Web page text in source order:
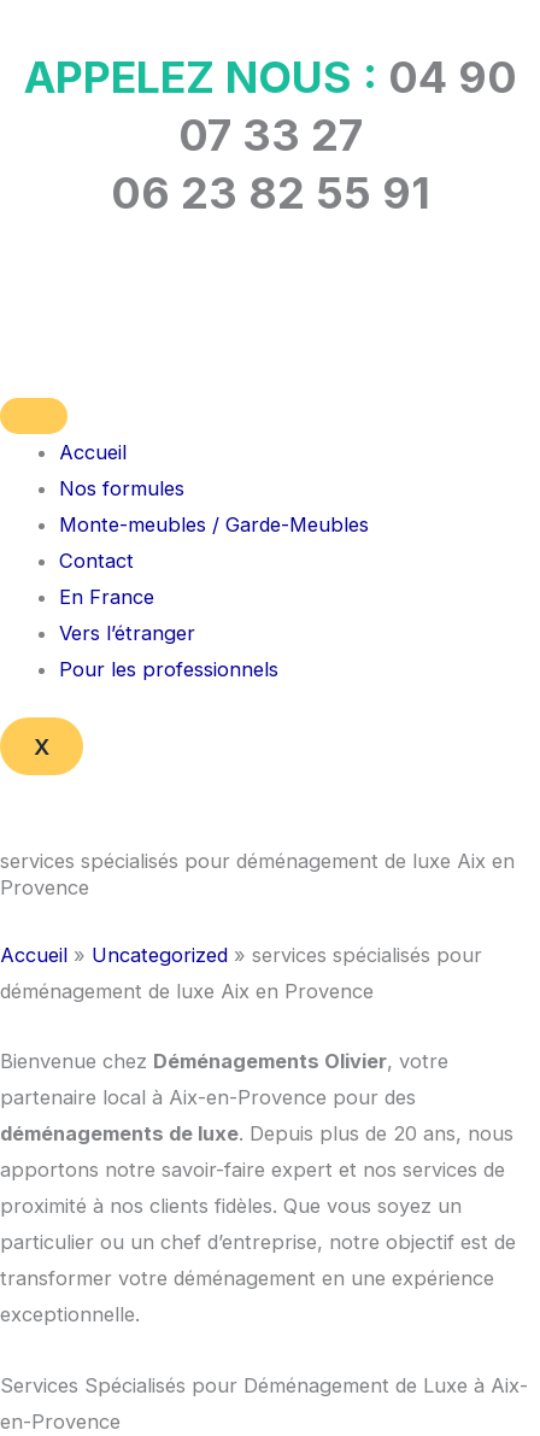
contenu
APPELEZ NOUS : 04 90
07 33 27
06 23 82 55 91
Accueil
Nos formules
Monte-meubles / Garde-Meubles
Contact
En France
Vers l’étranger
Pour les professionnels
X
services spécialisés pour déménagement de luxe Aix en
Provence
Accueil » Uncategorized » services spécialisés pour
déménagement de luxe Aix en Provence
Bienvenue chez Déménagements Olivier, votre
partenaire local à Aix-en-Provence pour des
déménagements de luxe. Depuis plus de 20 ans, nous
apportons notre savoir-faire expert et nos services de
proximité à nos clients fidèles. Que vous soyez un
particulier ou un chef d’entreprise, notre objectif est de
transformer votre déménagement en une expérience
exceptionnelle.
Services Spécialisés pour Déménagement de Luxe à Aix-
en-Provence